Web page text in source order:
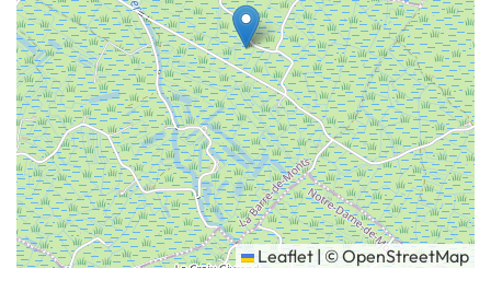
Leaflet | ©OpenStreetMap